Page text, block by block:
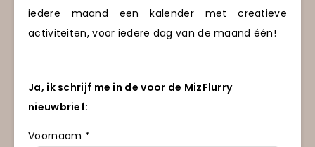
iedere maand een kalender met creatieve
activiteiten, voor iedere dag van de maand één!
Ja, ik schrijf me in de voor de MizFlurry
nieuwbrief:
Voornaam *